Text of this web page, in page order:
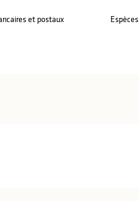
et postaux Espèces